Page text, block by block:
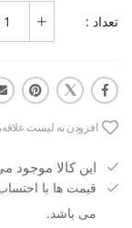
تعداد :
افزودن به لیست
این کالا موجود
می باشد.